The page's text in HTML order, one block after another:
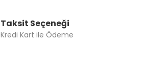
Taksit Seçeneği
Kredi Kart ile Ödeme